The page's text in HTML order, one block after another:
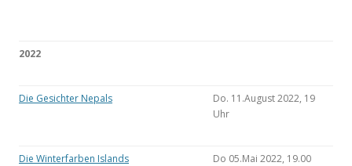
2022
Die Gesichter Nepals
Do. 11.August 2022, 19
Uhr
Die Winterfarben Islands
Do 05.Mai 2022, 19.00